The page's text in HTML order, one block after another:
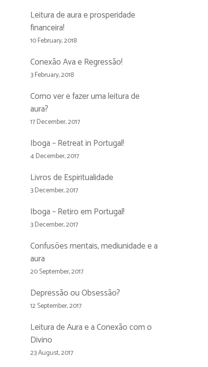
Leitura de aura e prosperidade
financeira!
10 February, 2018
Conexão Ava e Regressão!
3 February, 2018
Como ver e fazer uma leitura de
aura?
17 December, 2017
Iboga – Retreat in Portugal!
4 December, 2017
Livros de Espiritualidade
3 December, 2017
Iboga – Retiro em Portugal!
3 December, 2017
Confusões mentais, mediunidade e a
aura
20 September, 2017
Depressão ou Obsessão?
12 September, 2017
Leitura de Aura e a Conexão com o
Divino
23 August, 2017